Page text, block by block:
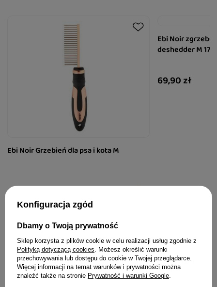
Ebi Noir Grzebień dla psa i kota M
53,47 zł
Ebi Noir
deshedder M 17
69,90 zł
Porady i inspiracje
Więcej artykułów
Konfiguracja zgód
Dbamy o Twoją prywatność
Sklep korzysta z plików cookie w celu realizacji usług zgodnie z
Polityką dotyczącą cookies. Możesz określić warunki
przechowywania lub dostępu do cookie w Twojej przeglądarce.
Więcej informacji na temat warunków i prywatności można
znaleźć także na stronie Prywatność i warunki Google.